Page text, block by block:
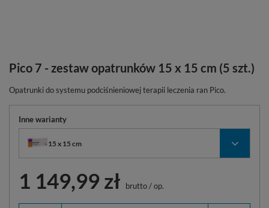
Pico 7 - zestaw opatrunków 15 x 15 cm (5 szt.)
Opatrunki do systemu podciśnieniowej terapii leczenia ran Pico.
Inne warianty
15 x 15 cm
1 149,99 zł brutto/op.